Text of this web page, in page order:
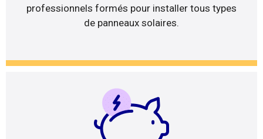
professionnels formés pour installer tous types
de panneaux solaires.